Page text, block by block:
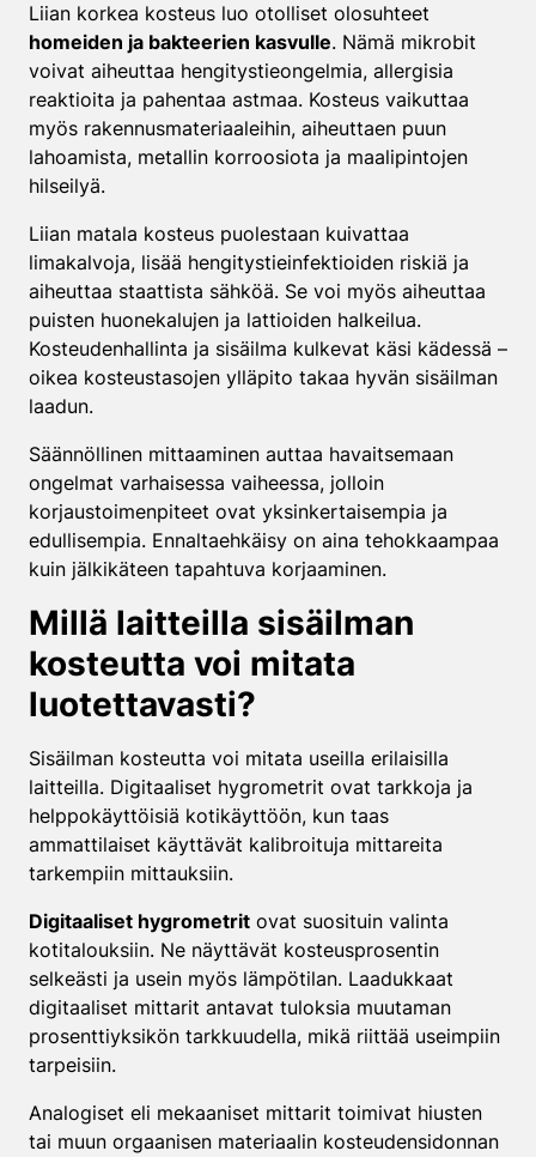
Liian korkea kosteus luo otolliset olosuhteet
homeiden ja bakteerien kasvulle. Nämä mikrobit
voivat aiheuttaa hengitystieongelmia, allergisia
reaktioita ja pahentaa astmaa. Kosteus vaikuttaa
myös rakennusmateriaaleihin, aiheuttaen puun
lahoamista, metallin korroosiota ja maalipintojen
hilseilyä.
Liian matala kosteus puolestaan kuivattaa
limakalvoja, lisää hengitystieinfektioiden riskiä ja
aiheuttaa staattista sähköä. Se voi myös aiheuttaa
puisten huonekalujen ja lattioiden halkeilua.
Kosteudenhallinta ja sisäilma kulkevat käsi kädessä –
oikea kosteustasojen ylläpito takaa hyvän sisäilman
laadun.
Säännöllinen mittaaminen auttaa havaitsemaan
ongelmat varhaisessa vaiheessa, jolloin
korjaustoimenpiteet ovat yksinkertaisempia ja
edullisempia. Ennaltaehkäisy on aina tehokkaampaa
kuin jälkikäteen tapahtuva korjaaminen.
Millä laitteilla sisäilman
kosteutta voi mitata
luotettavasti?
Sisäilman kosteutta voi mitata useilla erilaisilla
laitteilla. Digitaaliset hygrometrit ovat tarkkoja ja
helppokäyttöisiä kotikäyttöön, kun taas
ammattilaiset käyttävät kalibroituja mittareita
tarkempiin mittauksiin.
Digitaaliset hygrometrit ovat suosituin valinta
kotitalouksiin. Ne näyttävät kosteusprosentin
selkeästi ja usein myös lämpötilan. Laadukkaat
digitaaliset mittarit antavat tuloksia muutaman
prosenttiyksikön tarkkuudella, mikä riittää useimpiin
tarpeisiin.
Analogiset eli mekaaniset mittarit toimivat hiusten
tai muun orgaanisen materiaalin kosteudensidonnan